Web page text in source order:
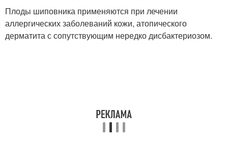
Плоды шиповника применяются при лечении
аллергических заболеваний кожи, атопического
дерматита с сопутствующим нередко дисбактериозом.